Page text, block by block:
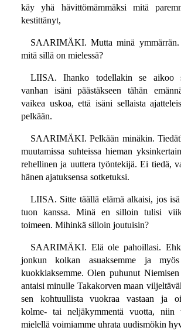
käy yhä hävittömämmäksi mitä
kestittänyt,
SAARIMÄKI. Mutta minä
mitä sillä on mielessä?
LIISA. Ihanko todellakin se aikoo
vanhan isäni päästäkseen tähän
vaikea uskoa, että isäni sellaista
pelkään.
SAARIMÄKI. Pelkään minäkin.
muutamissa suhteissa hieman
rehellinen ja uuttera työntekijä. Ei tiedä,
hänen ajatuksensa sotketuksi.
LIISA. Sitte täällä elämä alkaisi, jos
tuon kanssa. Minä en silloin tulisi
toimeen. Mihinkä silloin joutuisin?
SAARIMÄKI. Elä ole pahoillasi.
jonkun kolkan asuaksemme ja
kuokkiaksemme. Olen puhunut Niemisen
antaisi minulle Takakorven maan
sen kohtuullista vuokraa vastaan ja
kolme- tai neljäkymmentä vuotta, niin
mielellä voimiamme uhrata uudismökin